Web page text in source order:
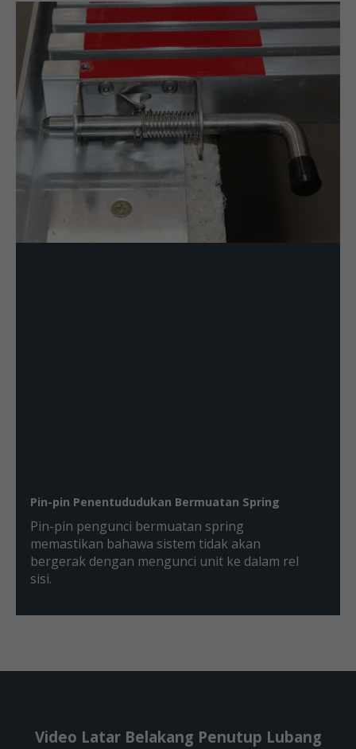
Pin-pin Penentududukan Bermuatan Spring
Pin-pin pengunci bermuatan spring
memastikan bahawa sistem tidak akan
bergerak dengan mengunci unit ke dalam rel
sisi.
Video Latar Belakang Penutup Lubang